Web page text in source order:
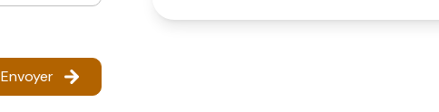
Envoyer